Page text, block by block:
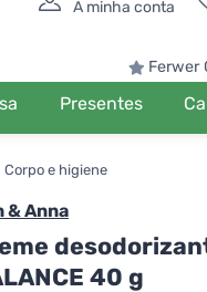
A minha conta
Ferwer
Presentes
Corpo e higiene
& Anna
40 g